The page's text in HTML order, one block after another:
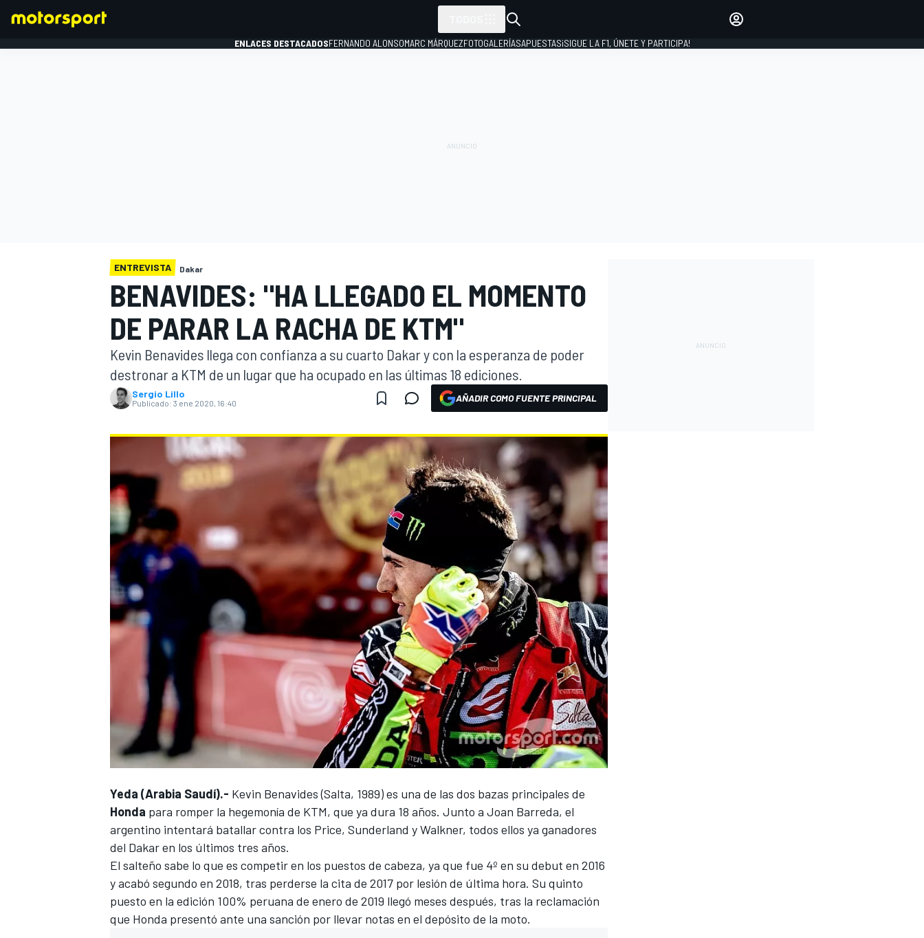
WEC FÓRMULA E
ENLACES DESTACADOSFERNANDO ALONSOMARC MÁRQUEZFOTOGALERÍASAPUESTAS¡SIGUE LA F1, ÚNETE Y PARTICIPA!
ENTREVISTA Dakar
BENAVIDES: "HA LLEGADO EL MOMENTO
DE PARAR LA RACHA DE KTM"
Kevin Benavides llega con confianza a su cuarto Dakar y con la esperanza de poder
destronar a KTM de un lugar que ha ocupado en las últimas 18 ediciones.
Sergio Lillo
Publicado: 3 ene 2020, 16:40 AÑADIR COMO FUENTE PRINCIPAL
Yeda (Arabia Saudí).- Kevin Benavides(Salta, 1989) es una de las dos bazas principales de
Honda para romper la hegemonía de KTM, que ya dura 18 años. Junto a Joan Barreda, el
argentino intentará batallar contra los Price, Sunderland y Walkner, todos ellos ya ganadores
del Dakaren los últimos tres años.
El salteño sabe lo que es competir en los puestos de cabeza, ya que fue 4º en su debut en 2016
y acabó segundo en 2018, tras perderse la cita de 2017 por lesión de última hora. Su quinto
puesto en la edición 100% peruana de enero de 2019 llegó meses después, tras la reclamación
que Honda presentó ante una sanción por llevar notas en el depósito de la moto.